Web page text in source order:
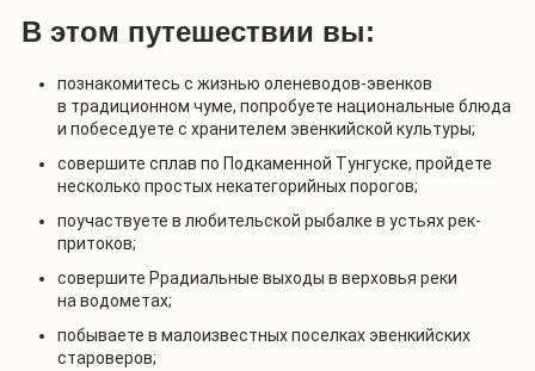
В этом путешествии вы:
познакомитесь с жизнью оленеводов-эвенков
в традиционном чуме, попробуете национальные блюда
и побеседуете с хранителем эвенкийской культуры;
совершите сплав по Подкаменной Тунгуске, пройдете
несколько простых некатегорийных порогов;
поучаствуете в любительской рыбалке в устьях рек-
притоков;
совершите Ррадиальные выходы в верховья реки
на водометах;
побываете в малоизвестных поселках эвенкийских
староверов;